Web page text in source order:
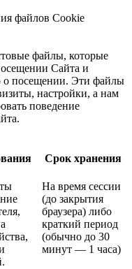
файлов Cookie
файлы, которые
Сайта и
о посещении. Эти файлы
настройки, а нам
поведение
Срок хранения
На время сессии
(до закрытия
браузера) либо
краткий период
(обычно до 30
минут — 1 часа)